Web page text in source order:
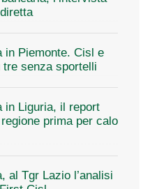
in Piemonte. Cisl e
senza sportelli
in Liguria, il report
prima per calo
al Tgr Lazio l’analisi